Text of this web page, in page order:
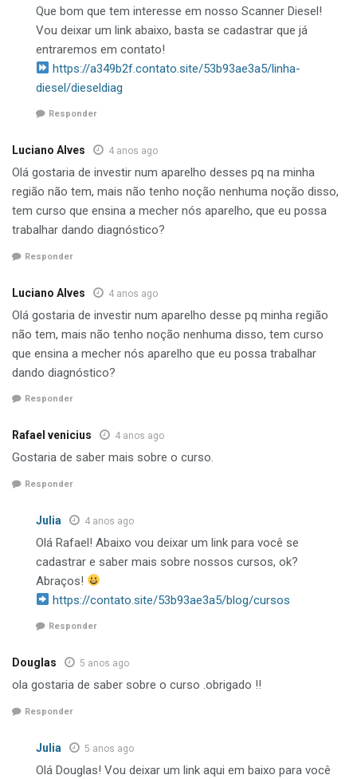
Que bom que tem interesse em nosso Scanner Diesel!
Vou deixar um link abaixo, basta se cadastrar que já
entraremos em contato!
https://a349b2f.contato.site/53b93ae3a5/linha-
diesel/dieseldiag
Responder
Luciano Alves 4 anos ago
Olá gostaria de investir num aparelho desses pq na minha
região não tem, mais não tenho noção nenhuma noção disso,
tem curso que ensina a mecher nós aparelho, que eu possa
trabalhar dando diagnóstico?
Responder
Luciano Alves 4 anos ago
Olá gostaria de investir num aparelho desse pq minha região
não tem, mais não tenho noção nenhuma disso, tem curso
que ensina a mecher nós aparelho que eu possa trabalhar
dando diagnóstico?
Responder
Rafael venicius 4 anos ago
Gostaria de saber mais sobre o curso.
Responder
Julia 4 anos ago
Olá Rafael! Abaixo vou deixar um link para você se
cadastrar e saber mais sobre nossos cursos, ok?
Abraços!
https://contato.site/53b93ae3a5/blog/cursos
Responder
Douglas 5 anos ago
ola gostaria de saber sobre o curso .obrigado !!
Responder
Julia 5 anos ago
Olá Douglas! Vou deixar um link aqui em baixo para você